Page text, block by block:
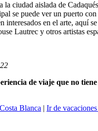
la ciudad aislada de
se puede ver un puerto
interesados en el arte, aquí
Lautrec y otros artistas
de viaje que no
Blanca | Ir de